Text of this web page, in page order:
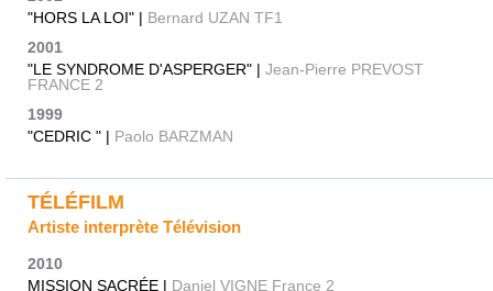
"HORS LA LOI" | Bernard UZAN TF1
2001
"LE SYNDROME D'ASPERGER" | Jean-Pierre PREVOST
FRANCE 2
1999
"CEDRIC " | Paolo BARZMAN
TÉLÉFILM
Artiste interprète Télévision
2010
MISSION SACRÉE | Daniel VIGNE France 2